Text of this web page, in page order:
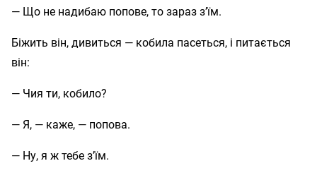
— Що не надибаю попове, то зараз з’їм.
Біжить він, дивиться — кобила пасеться, і питається
він:
— Чия ти, кобило?
— Я, — каже, — попова.
— Ну, я ж тебе з’їм.